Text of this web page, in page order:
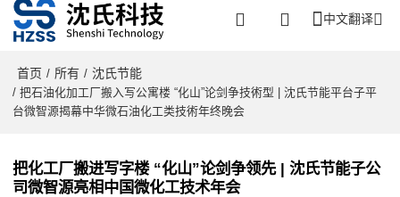
中文翻译
首页 / 所有 / 沈氏节能
/ 把石油化加工厂搬入写公寓楼 “化山”论剑争技術型 | 沈氏节能平台子平
台微智源揭幕中华微石油化工类技術年终晚会
把化工厂搬进写字楼 “化山”论剑争领先 | 沈氏节能子公
司微智源亮相中国微化工技术年会